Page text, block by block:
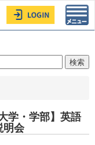
学・学部】英語
明会